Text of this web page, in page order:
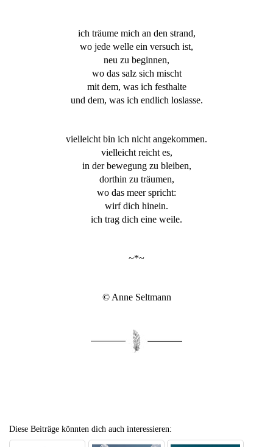
ich träume mich an den strand,
wo jede welle ein versuch ist,
neu zu beginnen,
wo das salz sich mischt
mit dem, was ich festhalte
und dem, was ich endlich loslasse.
vielleicht bin ich nicht angekommen.
vielleicht reicht es,
in der bewegung zu bleiben,
dorthin zu träumen,
wo das meer spricht:
wirf dich hinein.
ich trag dich eine weile.
~*~
© Anne Seltmann
Diese Beiträge könnten dich auch interessieren: